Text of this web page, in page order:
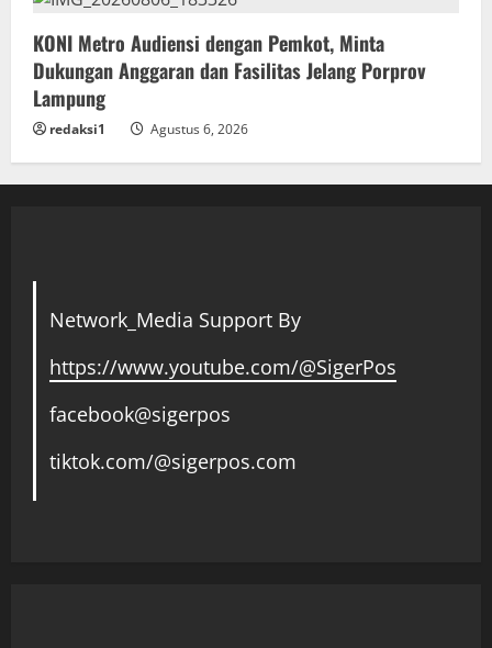
KONI Metro Audiensi dengan Pemkot, Minta
Dukungan Anggaran dan Fasilitas Jelang Porprov
Lampung
redaksi1 Agustus 6, 2026
Network_Media Support By
https://www.youtube.com/@SigerPos
facebook@sigerpos
tiktok.com/@sigerpos.com